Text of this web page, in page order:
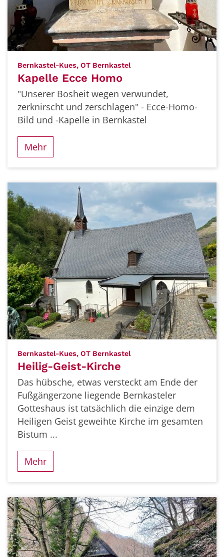
Bernkastel-Kues, OT Bernkastel
Kapelle Ecce Homo
"Unserer Bosheit wegen verwundet,
zerknirscht und zerschlagen" - Ecce-Homo-
Bild und -Kapelle in Bernkastel
Mehr
Bernkastel-Kues, OT Bernkastel
Heilig-Geist-Kirche
Das hübsche, etwas versteckt am Ende der
Fußgängerzone liegende Bernkasteler
Gotteshaus ist tatsächlich die einzige dem
Heiligen Geist geweihte Kirche im gesamten
Bistum ...
Mehr